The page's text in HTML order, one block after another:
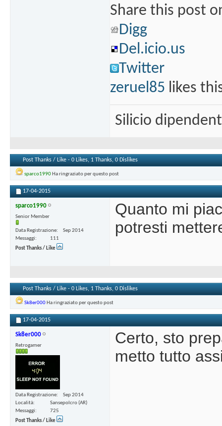
Share this post
Digg
Del.icio.us
Twitter
zeruel85 likes
Silicio
Post Thanks / Like - 0 Likes, 1 Thanks, 0 Dislikes
sparco1990 Ha ringraziato per questo post
17-04-2015
sparco1990
Senior Member
Data Registrazione
Sep 2014
Messaggi
111
Post Thanks / Like
Quanto mi
potresti
Post Thanks / Like - 0 Likes, 1 Thanks, 0 Dislikes
Sk8er000 Ha ringraziato per questo post
17-04-2015
Sk8er000
Retrogamer
Data Registrazione
Sep 2014
Località
Sansepolcro (AR)
Messaggi
725
Post Thanks / Like
Certo, sto
metto tutto